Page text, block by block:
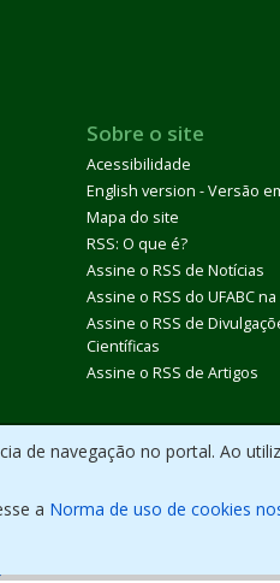
de navegação no portal. Ao
a Norma de uso de cookies
Sobre o site
Acessibilidade
English version - Versão
Mapa do site
RSS: O que é?
Assine o RSS de Notícias
Assine o RSS do UFABC
Assine o RSS de
Científicas
Assine o RSS de Artigos